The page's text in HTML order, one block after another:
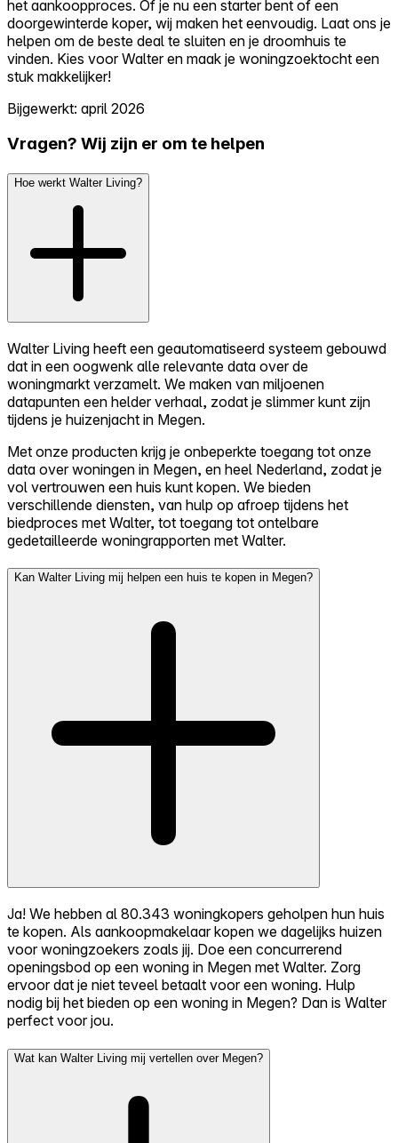
het aankoopproces. Of je nu een starter bent of een
doorgewinterde koper, wij maken het eenvoudig. Laat ons je
helpen om de beste deal te sluiten en je droomhuis te
vinden. Kies voor Walter en maak je woningzoektocht een
stuk makkelijker!
Bijgewerkt: april 2026
Vragen? Wij zijn er om te helpen
Hoe werkt Walter Living?
Walter Living heeft een geautomatiseerd systeem gebouwd
dat in een oogwenk alle relevante data over de
woningmarkt verzamelt. We maken van miljoenen
datapunten een helder verhaal, zodat je slimmer kunt zijn
tijdens je huizenjacht in Megen.
Met onze producten krijg je onbeperkte toegang tot onze
data over woningen in Megen, en heel Nederland, zodat je
vol vertrouwen een huis kunt kopen. We bieden
verschillende diensten, van hulp op afroep tijdens het
biedproces met Walter, tot toegang tot ontelbare
gedetailleerde woningrapporten met Walter.
Kan Walter Living mij helpen een huis te kopen in Megen?
Ja! We hebben al 80.343 woningkopers geholpen hun huis
te kopen. Als aankoopmakelaar kopen we dagelijks huizen
voor woningzoekers zoals jij. Doe een concurrerend
openingsbod op een woning in Megen met Walter. Zorg
ervoor dat je niet teveel betaalt voor een woning. Hulp
nodig bij het bieden op een woning in Megen? Dan is Walter
perfect voor jou.
Wat kan Walter Living mij vertellen over Megen?